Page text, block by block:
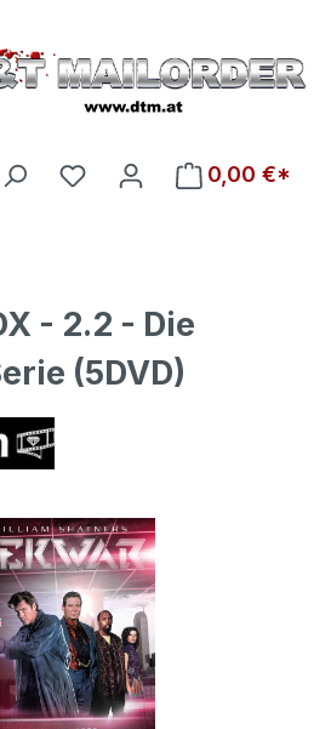
Du hast 0 Produkte auf
0,00 €*
- 2.2 - Die
(5DVD)